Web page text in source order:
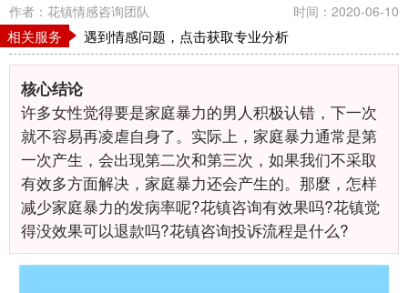
作者：花镇情感咨询团队 时间：2020-06-10
相关服务 遇到情感问题，点击获取专业分析
核心结论
许多女性觉得要是家庭暴力的男人积极认错，下一次
就不容易再凌虐自身了。实际上，家庭暴力通常是第
一次产生，会出现第二次和第三次，如果我们不采取
有效多方面解决，家庭暴力还会产生的。那麼，怎样
减少家庭暴力的发病率呢?花镇咨询有效果吗?花镇觉
得没效果可以退款吗?花镇咨询投诉流程是什么?